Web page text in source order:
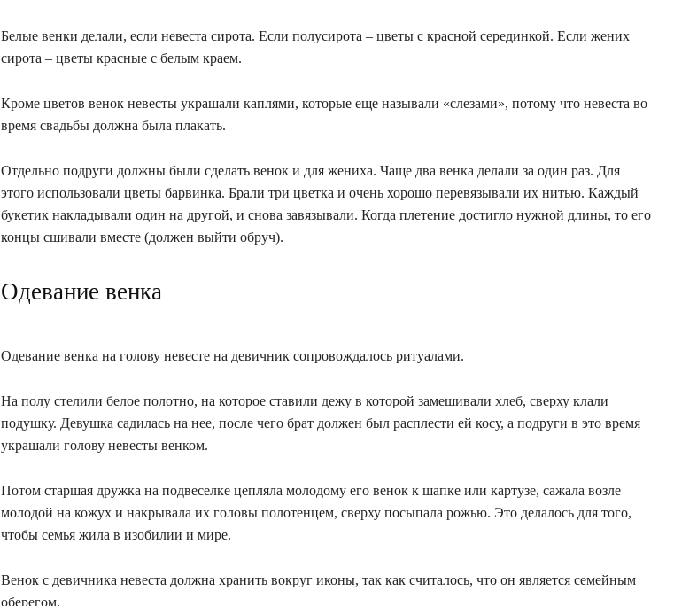
Белые венки делали, если невеста сирота. Если полусирота – цветы с красной серединкой. Если жених
сирота – цветы красные с белым краем.
Кроме цветов венок невесты украшали каплями, которые еще называли «слезами», потому что невеста во
время свадьбы должна была плакать.
Отдельно подруги должны были сделать венок и для жениха. Чаще два венка делали за один раз. Для
этого использовали цветы барвинка. Брали три цветка и очень хорошо перевязывали их нитью. Каждый
букетик накладывали один на другой, и снова завязывали. Когда плетение достигло нужной длины, то его
концы сшивали вместе (должен выйти обруч).
Одевание венка
Одевание венка на голову невесте на девичник сопровождалось ритуалами.
На полу стелили белое полотно, на которое ставили дежу в которой замешивали хлеб, сверху клали
подушку. Девушка садилась на нее, после чего брат должен был расплести ей косу, а подруги в это время
украшали голову невесты венком.
Потом старшая дружка на подвеселке цепляла молодому его венок к шапке или картузе, сажала возле
молодой на кожух и накрывала их головы полотенцем, сверху посыпала рожью. Это делалось для того,
чтобы семья жила в изобилии и мире.
Венок с девичника невеста должна хранить вокруг иконы, так как считалось, что он является семейным
оберегом.